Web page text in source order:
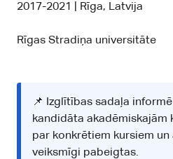
2017-2021 | Rīga, Latvija
Rīgas Stradiņa universitāte
📌 Izglītības sadaļa
kandidāta akadēmiskajām
par konkrētiem kursiem
veiksmīgi pabeigtas.